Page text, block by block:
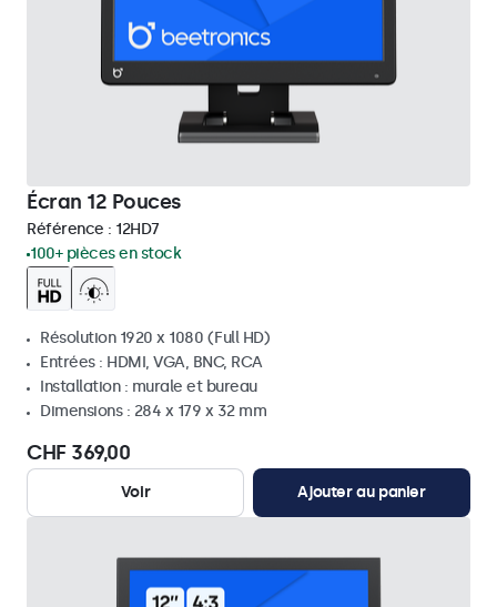
Écran 12 Pouces
Référence : 12HD7
100+ pièces en stock
Résolution 1920 x 1080 (Full HD)
Entrées : HDMI, VGA, BNC, RCA
Installation : murale et bureau
Dimensions : 284 x 179 x 32 mm
CHF 369,00
Voir Ajouter au panier